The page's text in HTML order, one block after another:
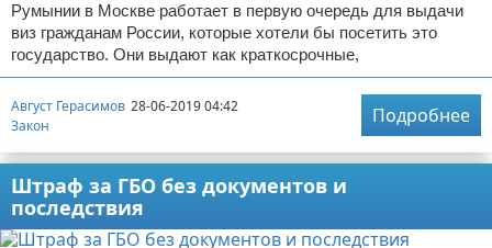
Румынии в Москве работает в первую очередь для выдачи
виз гражданам России, которые хотели бы посетить это
государство. Они выдают как краткосрочные,
Август Герасимов 28-06-2019 04:42
Закон
Подробнее
Штраф за ГБО без документов и
последствия